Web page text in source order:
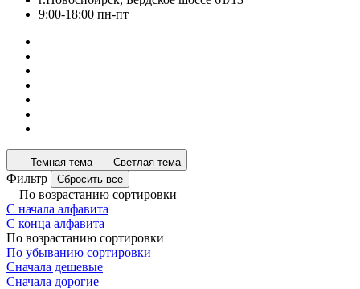
9:00-18:00 пн-пт
Темная тема Светлая тема
Фильтр Сбросить все
По возрастанию сортировки
С начала алфавита
С конца алфавита
По возрастанию сортировки
По убыванию сортировки
Сначала дешевые
Сначала дорогие